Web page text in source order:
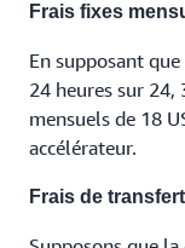
Frais fixes
En supposant
24 heures sur 24,
mensuels de 18
accélérateur.
Frais de